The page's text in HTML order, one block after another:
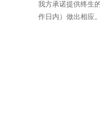
我方承诺提供终生
作日内）做出相应